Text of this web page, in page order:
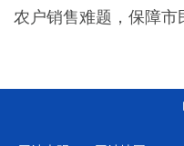
农户销售难题，保障市